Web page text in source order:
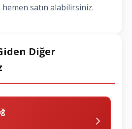
satın alabilirsiniz.
Diğer